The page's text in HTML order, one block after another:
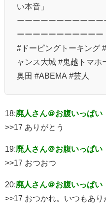
い本音」
ーーーーーーーーーー
ーーーーーーーーーーー
#ドーピングトーキング
ャンス大城 #鬼越トマホ
奥田 #ABEMA #芸人
18:廃人さん＠お腹いっぱい
>>17 ありがとう
19:廃人さん＠お腹いっぱい
>>17 おつおつ
20:廃人さん＠お腹いっぱい
>>17 おつかれ。いつもあり